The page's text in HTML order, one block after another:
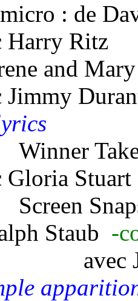
micro : de
Harry Ritz
and Mary
Jimmy
Winner
Gloria Stuart
Screen
Staub -
avec